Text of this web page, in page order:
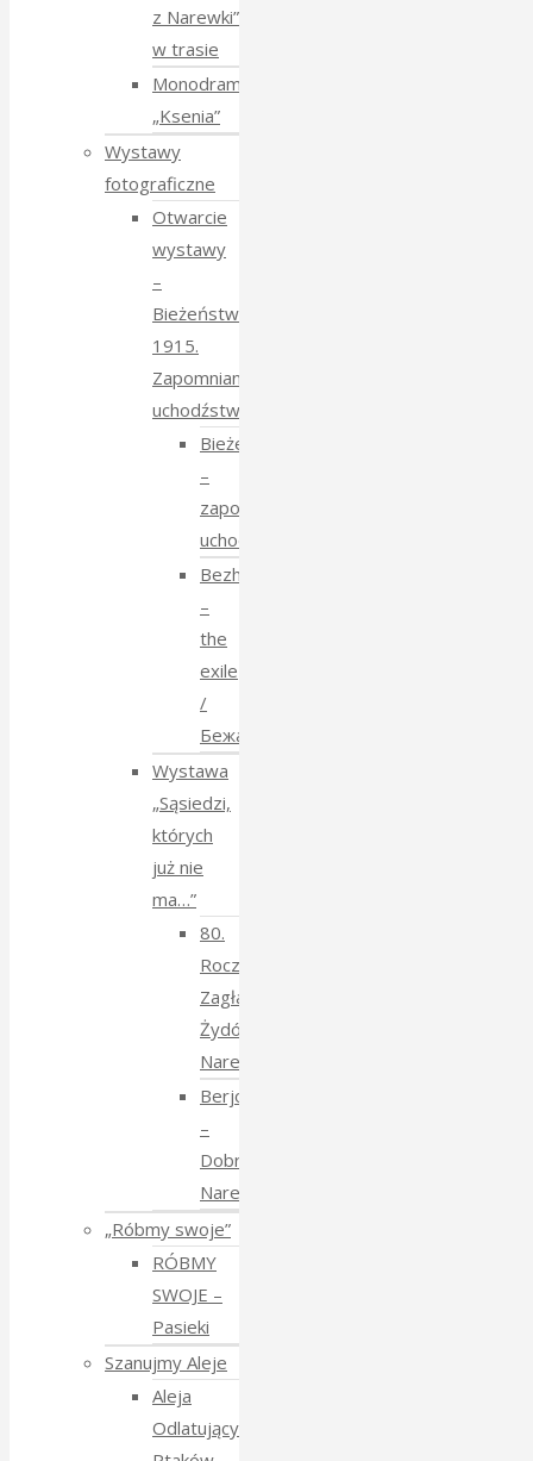
z Narewki”
w trasie
Monodram
„Ksenia”
Wystawy
fotograficzne
Otwarcie
wystawy
–
Bieżeństwo
1915.
Zapomniane
uchodźstwo
Bieżeństwo
–
zapomniane
uchodźstwo
Bezhenstvo
–
the
exile
/
Бежанства
Wystawa
„Sąsiedzi,
których
już nie
ma…”
80.
Rocznica
Zagłady
Żydów
Narewkowskich
Berjozkele
–
Dobranoc
Narewko
„Róbmy swoje”
RÓBMY
SWOJE –
Pasieki
Szanujmy Aleje
Aleja
Odlatujących